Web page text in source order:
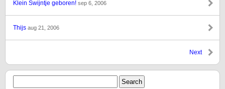
Klein Swijntje geboren! sep 6, 2006
Thijs aug 21, 2006
Next